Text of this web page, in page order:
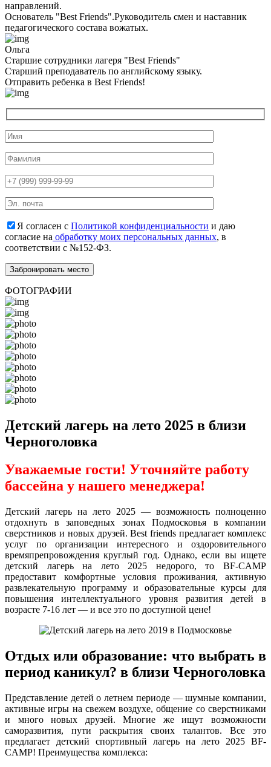
направлений.
Основатель "Best Friends".Руководитель смен и наставник
педагогического состава вожатых.
Ольга
Старшие сотрудники лагеря "Best Friends"
Cтарший преподаватель по английскому языку.
Отправить ребенка в Best Friends!
Я согласен с Политикой конфиденциальности и даю
согласие на обработку моих персональных данных, в
соответствии с №152-ФЗ.
ФОТОГРАФИИ
Детский лагерь на лето 2025 в близи
Черноголовка
Уважаемые гости! Уточняйте работу
бассейна у нашего менеджера!
Детский лагерь на лето 2025 — возможность полноценно
отдохнуть в заповедных зонах Подмосковья в компании
сверстников и новых друзей. Best friends предлагает комплекс
услуг по организации интересного и оздоровительного
времяпрепровождения круглый год. Однако, если вы ищете
детский лагерь на лето 2025 недорого, то BF-CAMP
предоставит комфортные условия проживания, активную
развлекательную программу и образовательные курсы для
повышения интеллектуального уровня развития детей в
возрасте 7-16 лет — и все это по доступной цене!
Отдых или образование: что выбрать в
период каникул? в близи Черноголовка
Представление детей о летнем периоде — шумные компании,
активные игры на свежем воздухе, общение со сверстниками
и много новых друзей. Многие же ищут возможности
саморазвития, пути раскрытия своих талантов. Все это
предлагает детский спортивный лагерь на лето 2025 BF-
CAMP! Преимущества комплекса: